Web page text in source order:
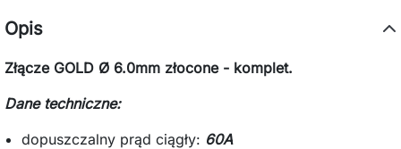
Opis
Złącze GOLD Ø 6.0mm złocone - komplet.
Dane techniczne:
dopuszczalny prąd ciągły: 60A